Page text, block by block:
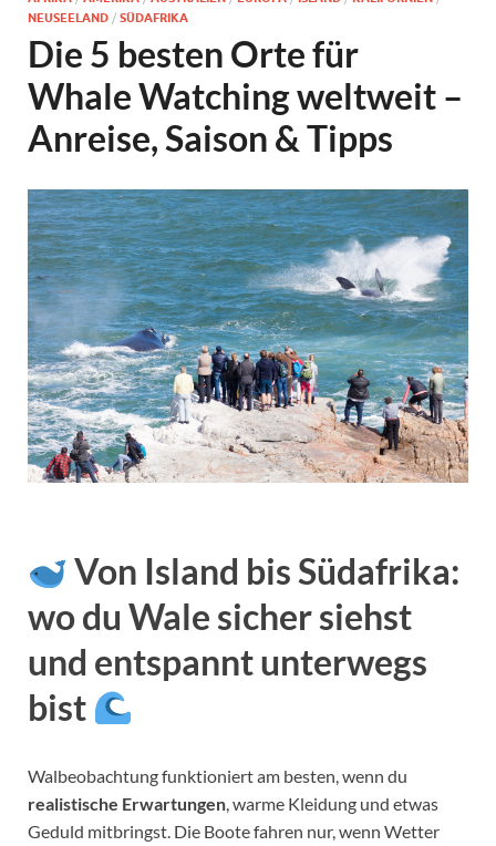
NEUSEELAND / SÜDAFRIKA
Die 5 besten Orte für
Whale Watching weltweit –
Anreise, Saison & Tipps
Von Island bis Südafrika:
wo du Wale sicher siehst
und entspannt unterwegs
bist
Walbeobachtung funktioniert am besten, wenn du
realistische Erwartungen , warme Kleidung und etwas
Geduld mitbringst. Die Boote fahren nur, wenn Wetter